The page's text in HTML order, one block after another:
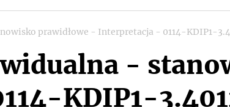
prawidłowe - Interpretacja - 0114-KDIP1-
-
KDIP1-